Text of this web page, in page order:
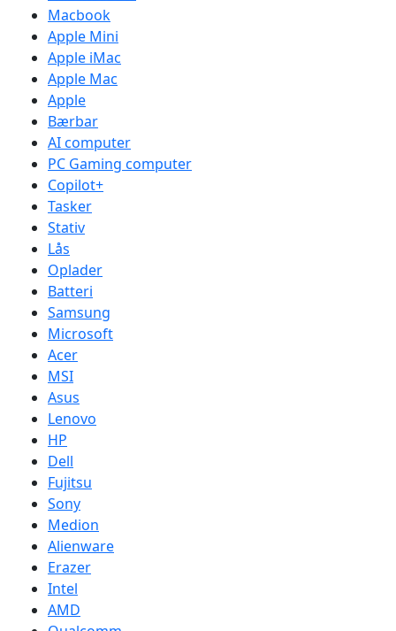
Macbook
Apple Mini
Apple iMac
Apple Mac
Apple
Bærbar
AI computer
PC Gaming computer
Copilot+
Tasker
Stativ
Lås
Oplader
Batteri
Samsung
Microsoft
Acer
MSI
Asus
Lenovo
HP
Dell
Fujitsu
Sony
Medion
Alienware
Erazer
Intel
AMD